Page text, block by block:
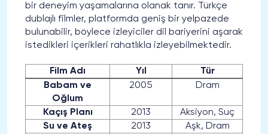
bir deneyim yaşamalarına olanak tanır. Türkçe
dublajlı filmler, platformda geniş bir yelpazede
bulunabilir, böylece izleyiciler dil bariyerini aşarak
istedikleri içerikleri rahatlıkla izleyebilmektedir.
Film Adı Yıl
Tür
Babam ve
Oğlum
2005 Dram
Kaçış Planı 2013
Aksiyon, Suç
Su ve Ateş
2013
Aşk, Dram